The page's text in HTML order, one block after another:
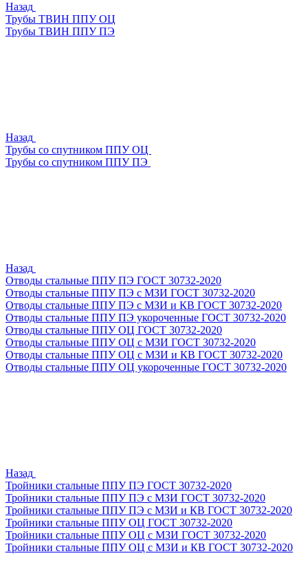
Назад
Трубы ТВИН ППУ ОЦ
Трубы ТВИН ППУ ПЭ
Назад
Трубы со спутником ППУ ОЦ
Трубы со спутником ППУ ПЭ
Назад
Отводы стальные ППУ ПЭ ГОСТ 30732-2020
Отводы стальные ППУ ПЭ с МЗИ ГОСТ 30732-2020
Отводы стальные ППУ ПЭ с МЗИ и КВ ГОСТ 30732-2020
Отводы стальные ППУ ПЭ укороченные ГОСТ 30732-2020
Отводы стальные ППУ ОЦ ГОСТ 30732-2020
Отводы стальные ППУ ОЦ с МЗИ ГОСТ 30732-2020
Отводы стальные ППУ ОЦ с МЗИ и КВ ГОСТ 30732-2020
Отводы стальные ППУ ОЦ укороченные ГОСТ 30732-2020
Назад
Тройники стальные ППУ ПЭ ГОСТ 30732-2020
Тройники стальные ППУ ПЭ с МЗИ ГОСТ 30732-2020
Тройники стальные ППУ ПЭ с МЗИ и КВ ГОСТ 30732-2020
Тройники стальные ППУ ОЦ ГОСТ 30732-2020
Тройники стальные ППУ ОЦ с МЗИ ГОСТ 30732-2020
Тройники стальные ППУ ОЦ с МЗИ и КВ ГОСТ 30732-2020